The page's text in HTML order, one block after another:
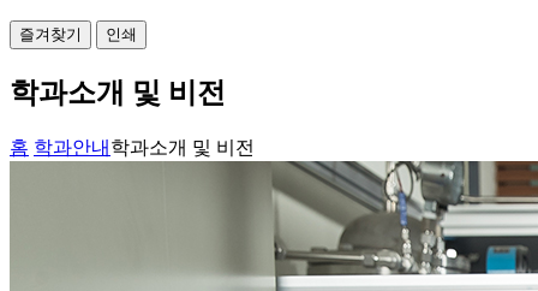
즐겨찾기 인쇄
학과소개 및 비전
홈 학과안내 학과소개 및 비전